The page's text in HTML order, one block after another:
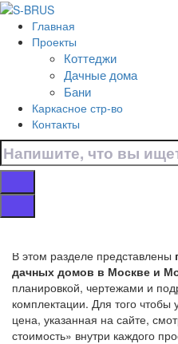
Перейти к контенту
Главная
Проекты
Коттеджи
Дачные дома
Бани
Каркасное стр-во
Контакты
Главная
Дачные дома
Одноэтажные
Страница
дома
В этом разделе представлены
дачных домов в Москве и
планировкой, чертежами и
комплектации. Для того чтобы
цена, указанная на сайте,
стоимость» внутри каждого